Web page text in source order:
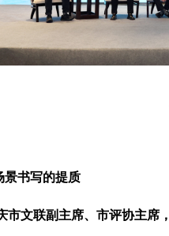
景书写的提质
市文联副主席、市评协主席，